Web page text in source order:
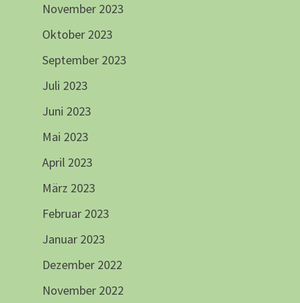
November 2023
Oktober 2023
September 2023
Juli 2023
Juni 2023
Mai 2023
April 2023
März 2023
Februar 2023
Januar 2023
Dezember 2022
November 2022